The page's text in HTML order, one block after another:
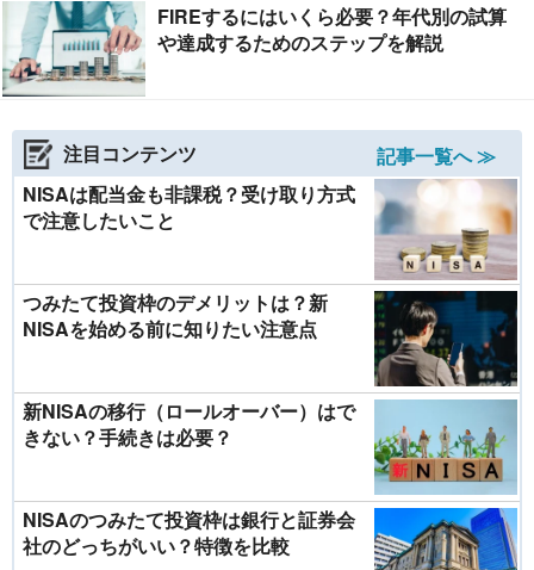
FIREするにはいくら必要？年代別の試算
や達成するためのステップを解説
注目コンテンツ
記事一覧へ ≫
NISAは配当金も非課税？受け取り方式
で注意したいこと
つみたて投資枠のデメリットは？新
NISAを始める前に知りたい注意点
新NISAの移行（ロールオーバー）はで
きない？手続きは必要？
NISAのつみたて投資枠は銀行と証券会
社のどっちがいい？特徴を比較